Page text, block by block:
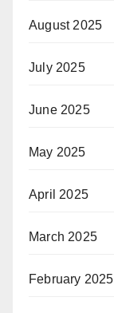
August 2025
July 2025
June 2025
May 2025
April 2025
March 2025
February 2025